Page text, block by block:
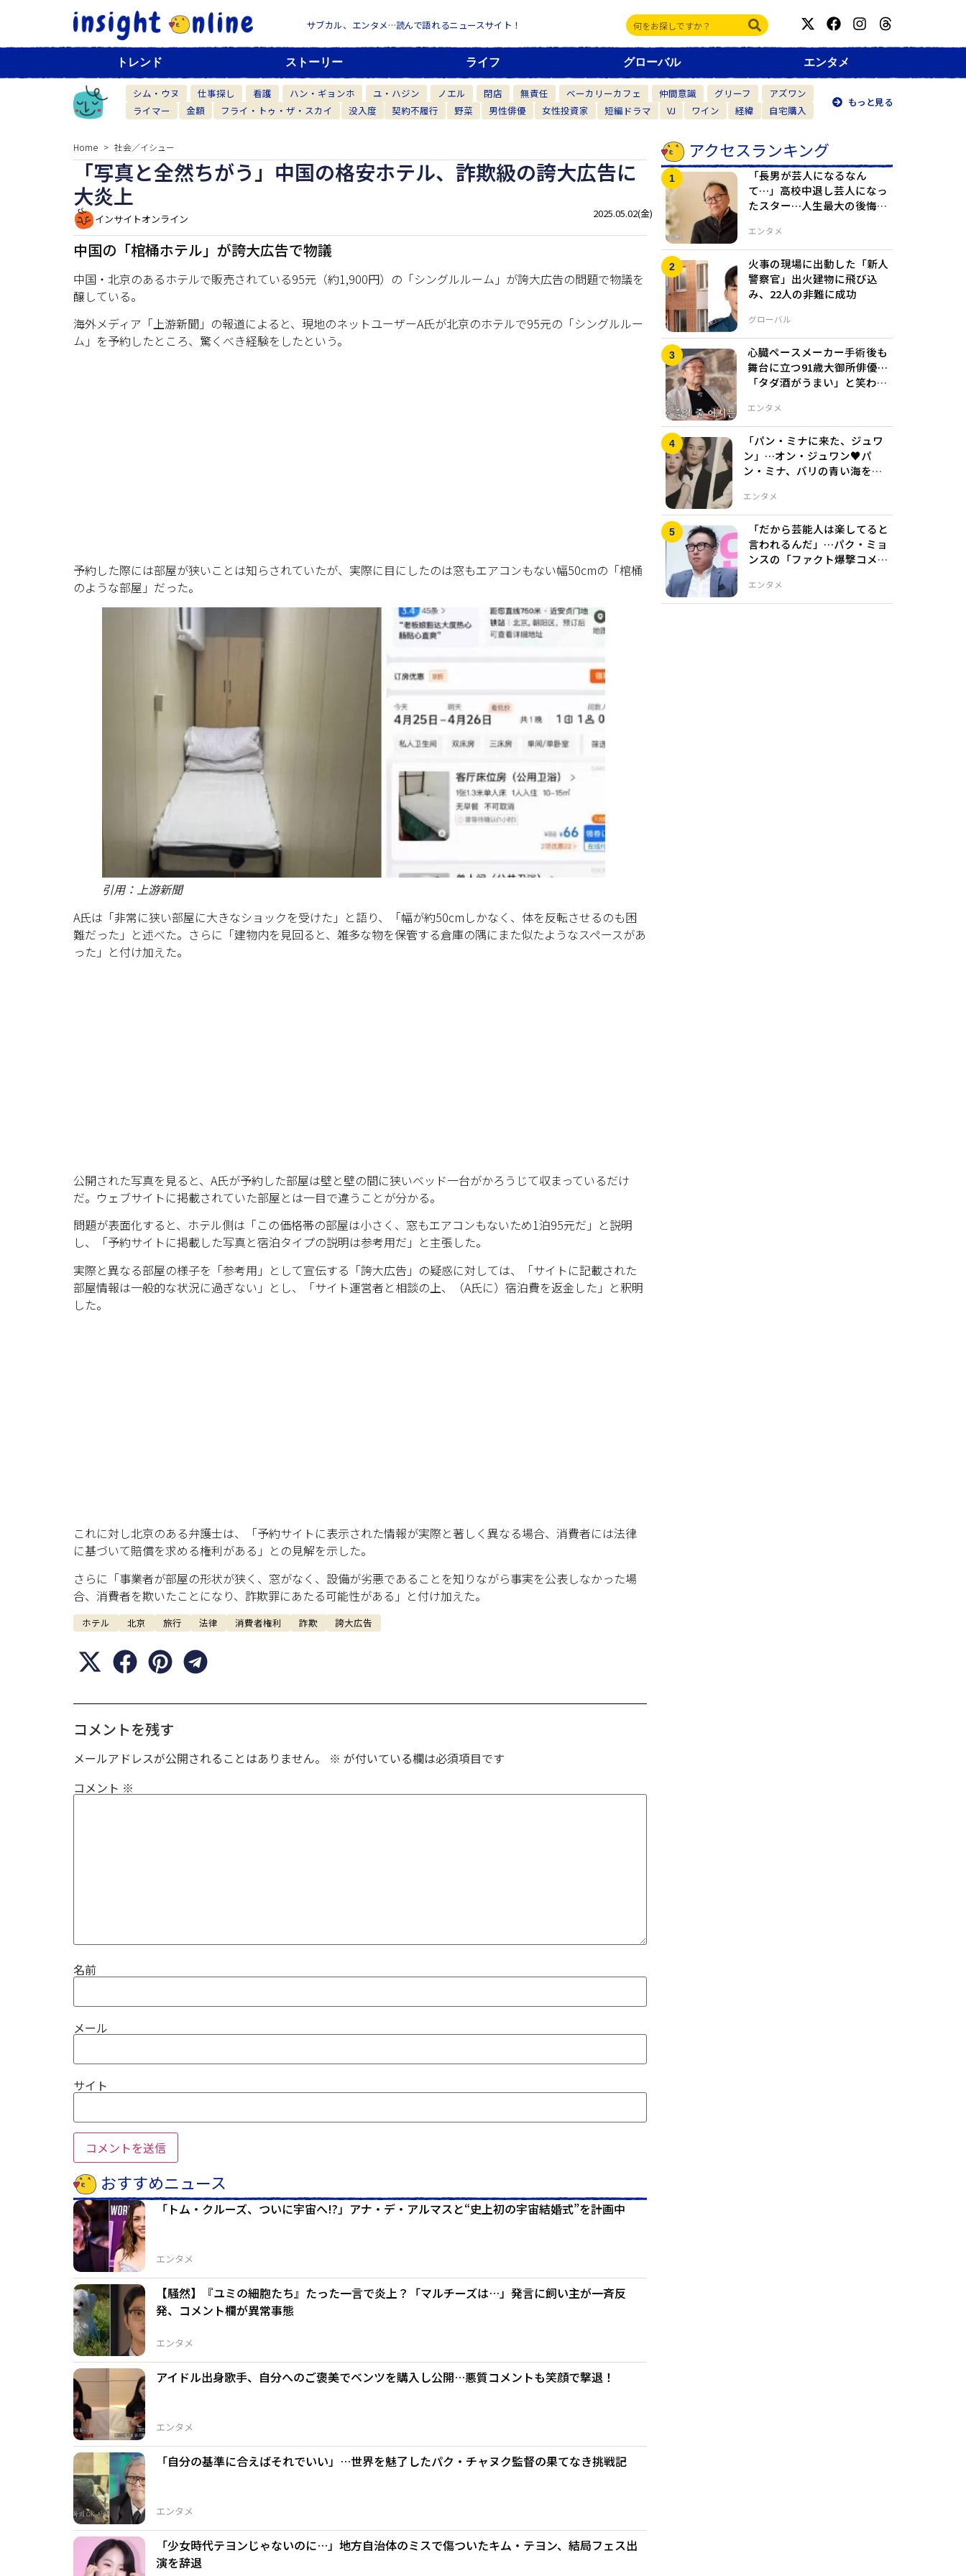
サブカル、エンタメ…読んで語れるニュースサイト！
トレンド ストーリー ライフ グローバル エンタメ
シム・ウヌ 仕事探し 看護 ハン・ギョンホ ユ・ハジン ノエル 閉店 無責任 ベーカリーカフェ 仲間意識 グリーフ
アズワン
ライマー
金額 フライ・トゥ・ザ・スカイ 没入度 契約不履行 野菜 男性俳優 女性投資家 短編ドラマ VJ ワイン 経緯 自宅購入
もっと見る
Home 社会／イシュー
「写真と全然ちがう」中国の格安ホテル、詐欺級の誇大広告に
大炎上
インサイトオンライン 2025.05.02(金)
中国の「棺桶ホテル」が誇大広告で物議
中国・北京のあるホテルで販売されている95元（約1,900円）の「シングルルーム」が誇大広告の問題で物議を
醸している。
海外メディア「上游新聞」の報道によると、現地のネットユーザーA氏が北京のホテルで95元の「シングルルー
ム」を予約したところ、驚くべき経験をしたという。
予約した際には部屋が狭いことは知らされていたが、実際に目にしたのは窓もエアコンもない幅50cmの「棺桶
のような部屋」だった。
引用：上游新聞
A氏は「非常に狭い部屋に大きなショックを受けた」と語り、「幅が約50cmしかなく、体を反転させるのも困
難だった」と述べた。さらに「建物内を見回ると、雑多な物を保管する倉庫の隅にまた似たようなスペースがあ
った」と付け加えた。
公開された写真を見ると、A氏が予約した部屋は壁と壁の間に狭いベッド一台がかろうじて収まっているだけ
だ。ウェブサイトに掲載されていた部屋とは一目で違うことが分かる。
問題が表面化すると、ホテル側は「この価格帯の部屋は小さく、窓もエアコンもないため1泊95元だ」と説明
し、「予約サイトに掲載した写真と宿泊タイプの説明は参考用だ」と主張した。
実際と異なる部屋の様子を「参考用」として宣伝する「誇大広告」の疑惑に対しては、「サイトに記載された
部屋情報は一般的な状況に過ぎない」とし、「サイト運営者と相談の上、（A氏に）宿泊費を返金した」と釈明
した。
これに対し北京のある弁護士は、「予約サイトに表示された情報が実際と著しく異なる場合、消費者には法律
に基づいて賠償を求める権利がある」との見解を示した。
さらに「事業者が部屋の形状が狭く、窓がなく、設備が劣悪であることを知りながら事実を公表しなかった場
合、消費者を欺いたことになり、詐欺罪にあたる可能性がある」と付け加えた。
ホテル 北京 旅行 法律 消費者権利 詐欺 誇大広告
コメントを残す
メールアドレスが公開されることはありません。 ※ が付いている欄は必須項目です
コメント ※
名前
メール
サイト
おすすめニュース
エンタメ
「トム・クルーズ、ついに宇宙へ!?」アナ・デ・アルマスと“史上初の宇宙結婚式”を計画中
エンタメ
【騒然】『ユミの細胞たち』たった一言で炎上？「マルチーズは…」発言に飼い主が一斉反
発、コメント欄が異常事態
エンタメ
アイドル出身歌手、自分へのご褒美でベンツを購入し公開…悪質コメントも笑顔で撃退！
エンタメ
「自分の基準に合えばそれでいい」…世界を魅了したパク・チャヌク監督の果てなき挑戦記
「少女時代テヨンじゃないのに…」地方自治体のミスで傷ついたキム・テヨン、結局フェス出
演を辞退
アクセスランキング
エンタメ
「長男が芸人になるなん
て…」高校中退し芸人になっ
たスター…人生最大の後悔を
グローバル
火事の現場に出動した「新人
警察官」出火建物に飛び込
み、22人の非難に成功
エンタメ
心臓ペースメーカー手術後も
舞台に立つ91歳大御所俳優…
「タダ酒がうまい」と笑わせ
エンタメ
「パン・ミナに来た、ジュワ
ン」…オン・ジュワン♥パ
ン・ミナ、バリの青い海を背
エンタメ
「だから芸能人は楽してると
言われるんだ」…パク・ミョ
ンスの「ファクト爆撃コメン